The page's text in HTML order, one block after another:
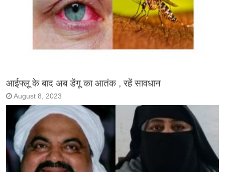
आईफ्लू के बाद अब डेंगू का आतंक , रहें सावधान
August 8, 2023